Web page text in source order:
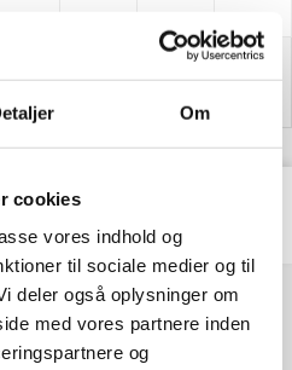
Om
cookies
vores indhold og
til sociale medier og til
deler også oplysninger om
med vores partnere inden
og